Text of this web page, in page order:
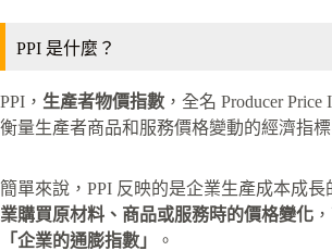
PPI 是什麼？
PPI， 生產者物價指數 ，全名 Producer
衡量生產者商品和服務價格變動的經濟指標
簡單來說，PPI 反映的是企業生產成本成長
業購買原材料、商品或服務時的價格變化
「企業的通膨指數」
。